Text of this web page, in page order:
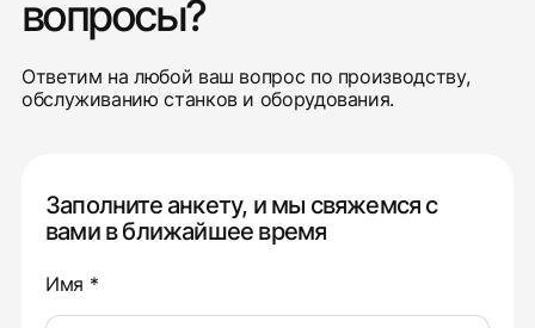
вопросы?
Ответим на любой ваш вопрос по производству,
обслуживанию станков и оборудования.
Заполните анкету, и мы свяжемся с
вами в ближайшее время
Имя *